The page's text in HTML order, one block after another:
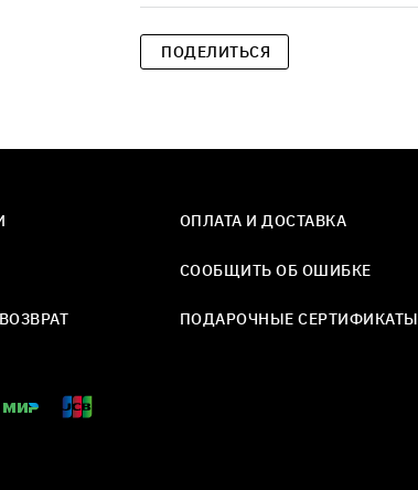
ПОДЕЛИТЬСЯ
ОПЛАТА И ДОСТАВКА
СООБЩИТЬ ОБ ОШИБКЕ
ПОДАРОЧНЫЕ СЕРТИФИКАТЫ